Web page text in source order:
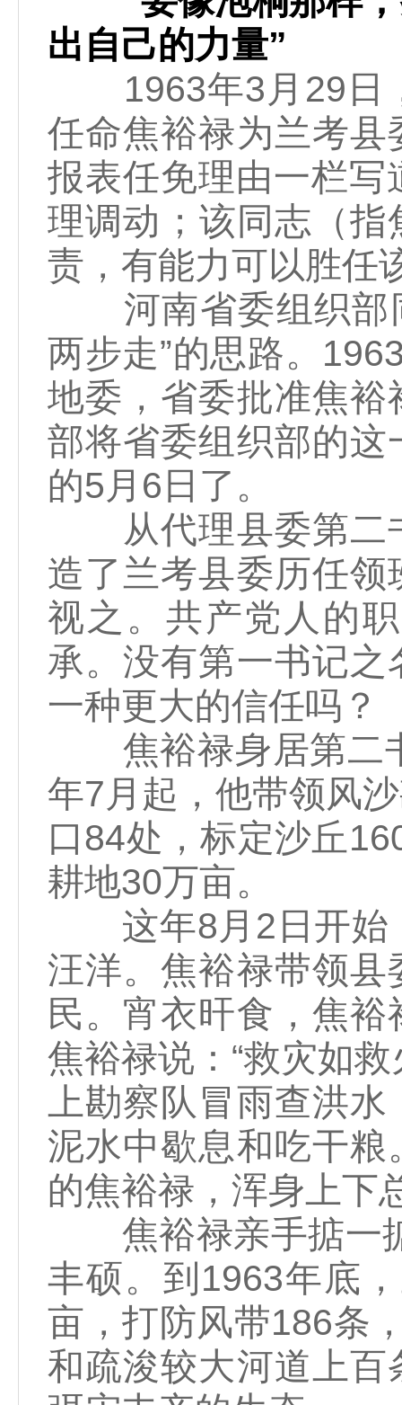
出自己的力量”
1963年3月29日，
任命焦裕禄为兰考
报表任免理由一栏写
理调动；该同志（
责，有能力可以胜任
河南省委组织部同
两步走”的思路。
地委，省委批准焦
部将省委组织部的
的5月6日了。
从代理县委第二
造了兰考县委历任
视之。共产党人的
承。没有第一书记
一种更大的信任吗？
焦裕禄身居第二书
年7月起，他带领风
口84处，标定沙丘
耕地30万亩。
这年8月2日开始
汪洋。焦裕禄带领
民。宵衣旰食，焦
焦裕禄说：“救灾如
上勘察队冒雨查洪
泥水中歇息和吃干
的焦裕禄，浑身上下
焦裕禄亲手掂一掂
丰硕。到1963年底
亩，打防风带186条
和疏浚较大河道上